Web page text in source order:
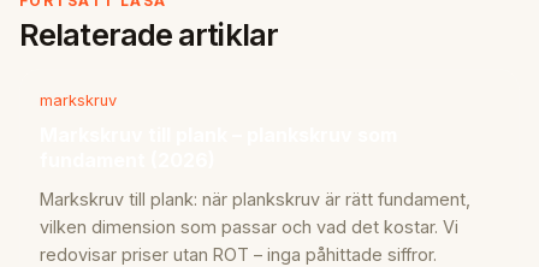
Relaterade artiklar
markskruv
Markskruv till plank: när plankskruv är rätt fundament,
vilken dimension som passar och vad det kostar. Vi
redovisar priser utan ROT – inga påhittade siffror.